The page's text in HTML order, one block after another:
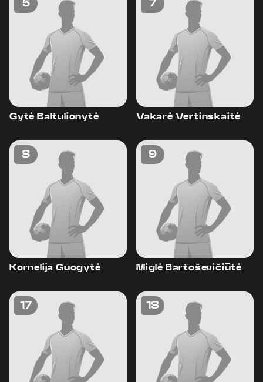
5
Gytė Baltulionytė
7
Vakarė Vertinskaitė
8
Kornelija Guogytė
9
Miglė Bartoševičiūtė
17 18